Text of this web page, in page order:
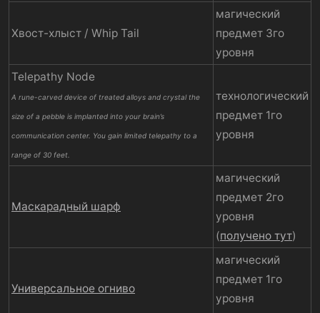
Хвост-хлыст / Whip Tail
магический
предмет 3го
уровня
Telepathy Node
A rune-carved device of treated alloys and crystal the
size of a pebble is implanted into your brain’s
communication center. You gain limited telepathy to a
range of 30 feet.
технологический
предмет 1го
уровня
Маскарадный шарф
магический
предмет 2го
уровня
(получено тут)
Универсальное огниво
магический
предмет 1го
уровня